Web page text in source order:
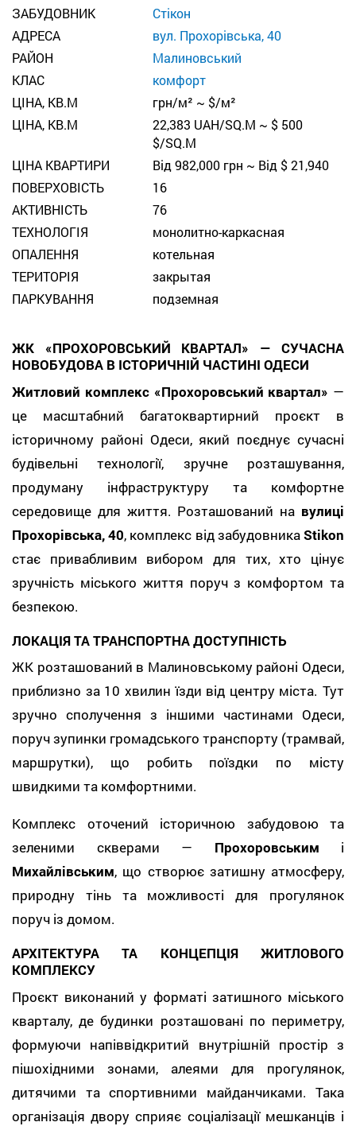
ЗАБУДОВНИК
Стікон
АДРЕСА
вул. Прохорівська, 40
РАЙОН
Малиновський
КЛАС
комфорт
ЦІНА, КВ.М
грн/м² ~ $/м²
ЦІНА, КВ.М
22,383 UAH/SQ.M ~ $ 500
$/SQ.M
ЦІНА КВАРТИРИ
Від 982,000 грн ~ Від $ 21,940
ПОВЕРХОВІСТЬ
16
АКТИВНІСТЬ
76
ТЕХНОЛОГІЯ
монолитно-каркасная
ОПАЛЕННЯ
котельная
ТЕРИТОРІЯ
закрытая
ПАРКУВАННЯ
подземная
ЖК «ПРОХОРОВСЬКИЙ КВАРТАЛ» — СУЧАСНА
НОВОБУДОВА В ІСТОРИЧНІЙ ЧАСТИНІ ОДЕСИ
Житловий комплекс «Прохоровський квартал» —
це масштабний багатоквартирний проєкт в
історичному районі Одеси, який поєднує сучасні
будівельні технології, зручне розташування,
продуману інфраструктуру та комфортне
середовище для життя. Розташований на вулиці
Прохорівська, 40, комплекс від забудовникаStikon
стає привабливим вибором для тих, хто цінує
зручність міського життя поруч з комфортом та
безпекою.
ЛОКАЦІЯ ТА ТРАНСПОРТНА ДОСТУПНІСТЬ
ЖК розташований в Малиновському районі Одеси,
приблизно за 10 хвилин їзди від центру міста. Тут
зручно сполучення з іншими частинами Одеси,
поруч зупинки громадського транспорту (трамвай,
маршрутки), що робить поїздки по місту
швидкими та комфортними.
Комплекс оточений історичною забудовою та
зеленими скверами — Прохоровським і
Михайлівським, що створює затишну атмосферу,
природну тінь та можливості для прогулянок
поруч із домом.
АРХІТЕКТУРА ТА КОНЦЕПЦІЯ ЖИТЛОВОГО
КОМПЛЕКСУ
Проєкт виконаний у форматі затишного міського
кварталу, де будинки розташовані по периметру,
формуючи напіввідкритий внутрішній простір з
пішохідними зонами, алеями для прогулянок,
дитячими та спортивними майданчиками. Така
організація двору сприяє соціалізації мешканців і